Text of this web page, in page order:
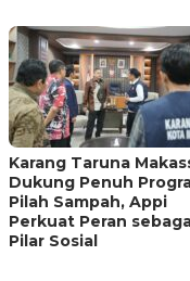
Karang Taruna
Dukung Penuh
Pilah Sampah, Appi
Perkuat Peran
Pilar Sosial